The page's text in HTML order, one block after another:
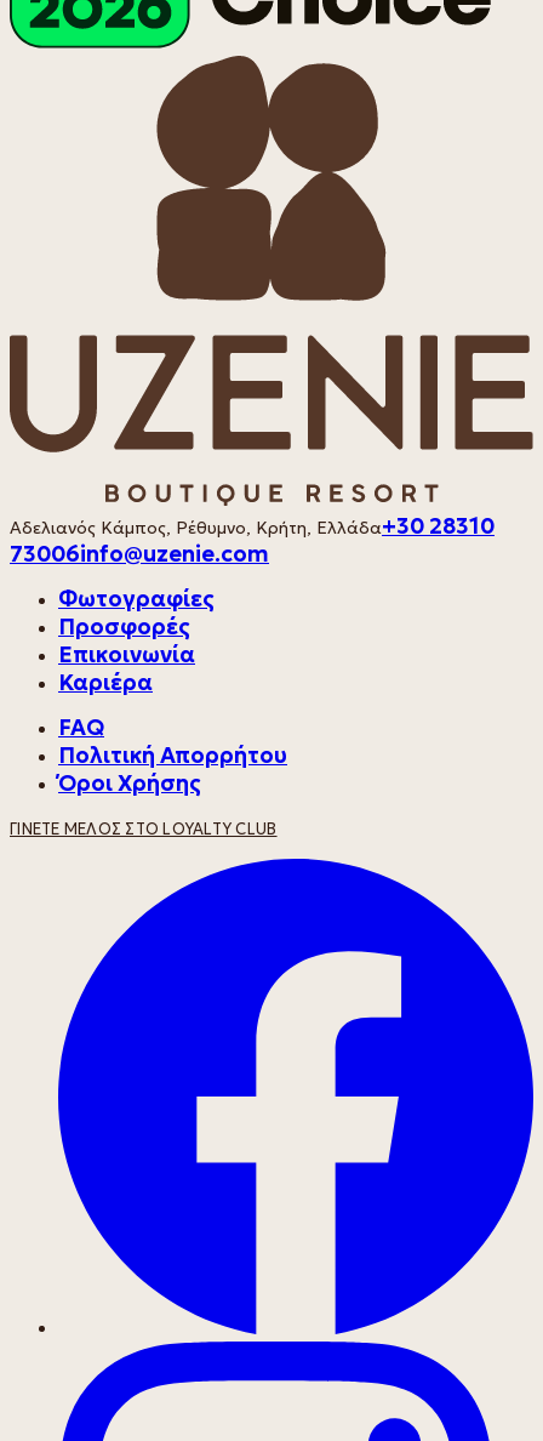
Αδελιανός Κάμπος, Ρέθυμνο, Κρήτη, Ελλάδα+30 28310
73006info@uzenie.com
Φωτογραφίες
Προσφορές
Επικοινωνία
Καριέρα
FAQ
Πολιτική Απορρήτου
Όροι Χρήσης
ΓΊΝΕΤΕ ΜΈΛΟΣ ΣΤΟ LOYALTY CLUB